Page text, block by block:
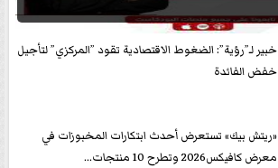
خبير لـ”رؤية”: الضغوط الاقتصادية تقود ”المركزي” لتأجيل
خفض الفائدة
«ريتش بيك» تستعرض أحدث ابتكارات المخبوزات في
معرض كافيكس2026 وتطرح 10 منتجات...